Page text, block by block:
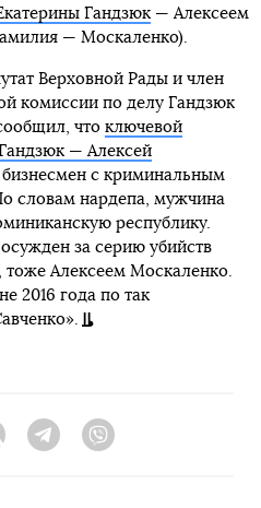
Гандзюк— Алексеем
— Москаленко).
Верховной Рады и член
комиссии по делу Гандзюк
что ключевой
— Алексей
бизнесмен с криминальным
словам нардепа, мужчина
республику.
за серию убийств
тоже Алексеем Москаленко.
2016 года по так
Twitter Telegram